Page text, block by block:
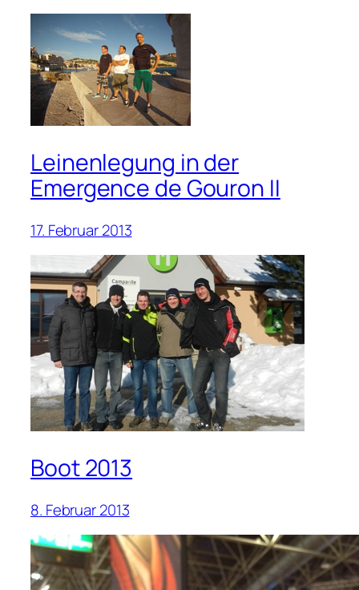
Leinenlegung in der
Emergence de Gouron II
17. Februar 2013
Boot 2013
8. Februar 2013